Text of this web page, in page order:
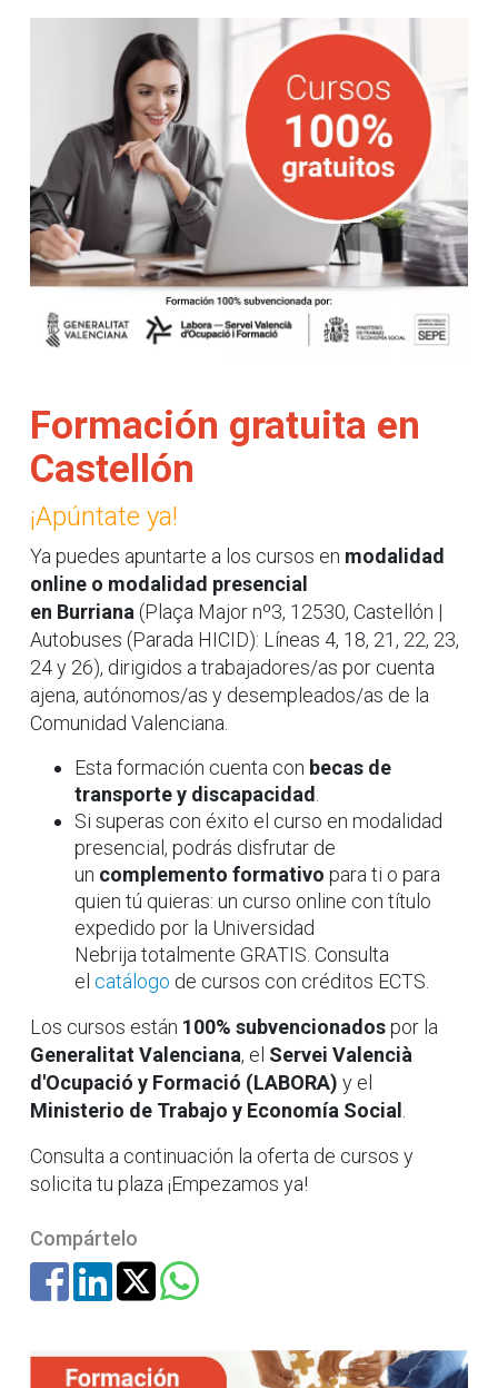
Formación gratuita en
Castellón
¡Apúntate ya!
Ya puedes apuntarte a los cursos en modalidad
online o modalidad presencial
en Burriana (Plaça Major nº3, 12530, Castellón |
Autobuses (Parada HICID): Líneas 4, 18, 21, 22, 23,
24 y 26), dirigidos a trabajadores/as por cuenta
ajena, autónomos/as y desempleados/as de la
Comunidad Valenciana.
Esta formación cuenta con becas de
transporte y discapacidad
Si superas con éxito el curso en modalidad
presencial, podrás disfrutar de
un complemento formativo para ti o para
quien tú quieras: un curso online con título
expedido por la Universidad
Nebrija totalmente GRATIS. Consulta
el catálogo de cursos con créditos ECTS.
Los cursos están 100% subvencionadospor la
Generalitat Valenciana, el Servei Valencià
d'Ocupació y Formació (LABORA) y el
Ministerio de Trabajo y Economía Social
Consulta a continuación la oferta de cursos y
solicita tu plaza ¡Empezamos ya!
Compártelo